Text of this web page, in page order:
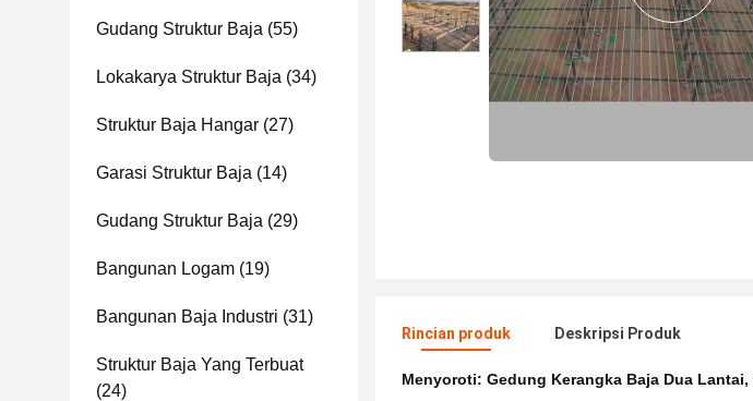
Gudang Struktur Baja (55)
Lokakarya Struktur Baja (34)
Struktur Baja Hangar (27)
Garasi Struktur Baja (14)
Gudang Struktur Baja (29)
Bangunan Logam (19)
Bangunan Baja Industri (31)
Struktur Baja Yang Terbuat
(24)
Rincian produk Deskripsi Produk
Menyoroti: Gedung Kerangka Baja Dua Lantai,